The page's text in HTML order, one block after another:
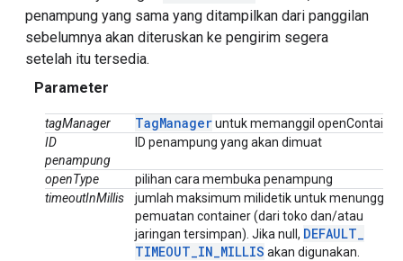
penampung yang sama yang ditampilkan dari panggilan
sebelumnya akan diteruskan ke pengirim segera
setelah itu tersedia.
Parameter
tagManager TagManageruntuk memanggil openContainer
ID
penampung
ID penampung yang akan dimuat
openType
pilihan cara membuka penampung
timeoutInMillis
jumlah maksimum milidetik untuk menunggu
pemuatan container (dari toko dan/atau
jaringan tersimpan). Jika null, DEFAULT
TIMEOUT IN MILLIS akan digunakan.